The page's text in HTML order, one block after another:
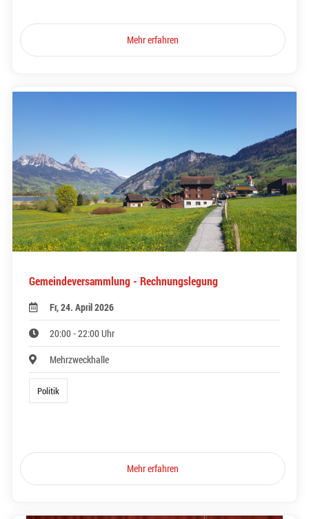
Mehr erfahren
Gemeindeversammlung - Rechnungslegung
Fr, 24. April 2026
20:00 - 22:00 Uhr
Mehrzweckhalle
Politik
Mehr erfahren